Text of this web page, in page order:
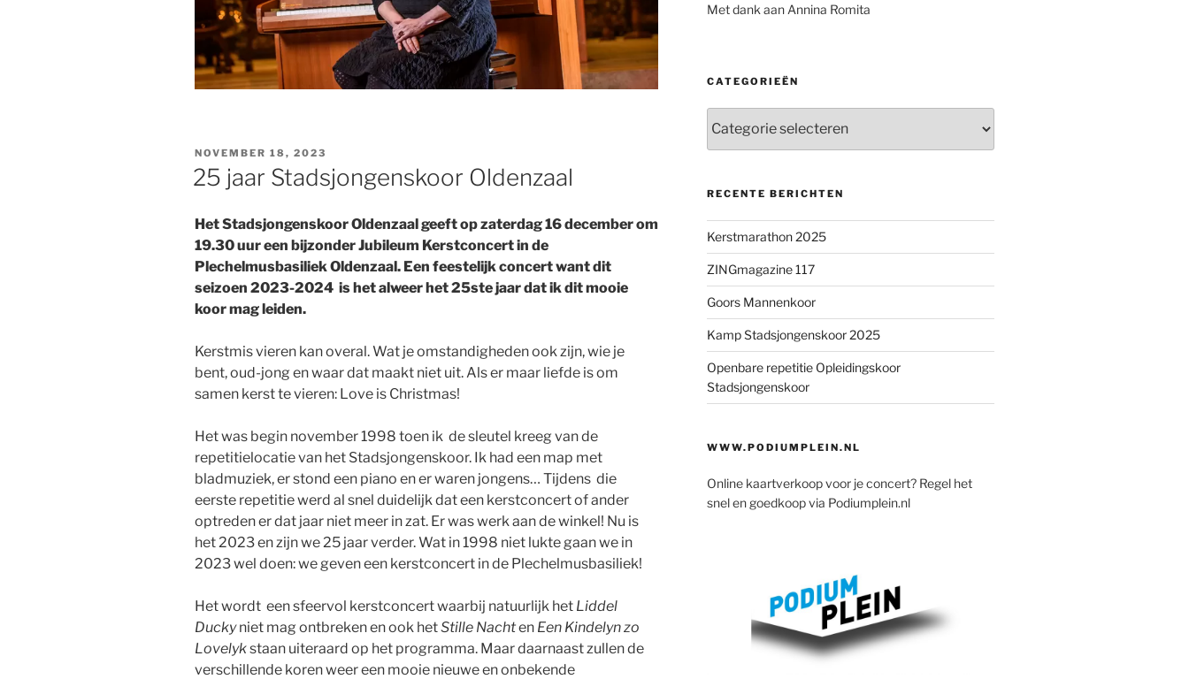
GEPLAATST
OP
NOVEMBER 18, 2023
25 jaar Stadsjongenskoor Oldenzaal
Het Stadsjongenskoor Oldenzaal geeft op zaterdag 16 december om
19.30 uur een bijzonder Jubileum Kerstconcert in de
Plechelmusbasiliek Oldenzaal. Een feestelijk concert want dit
seizoen 2023-2024 is het alweer het 25ste jaar dat ik dit mooie
koor mag leiden.
Kerstmis vieren kan overal. Wat je omstandigheden ook zijn, wie je
bent, oud-jong en waar dat maakt niet uit. Als er maar liefde is om
samen kerst te vieren: Love is Christmas!
Het was begin november 1998 toen ik de sleutel kreeg van de
repetitielocatie van het Stadsjongenskoor. Ik had een map met
bladmuziek, er stond een piano en er waren jongens… Tijdens die
eerste repetitie werd al snel duidelijk dat een kerstconcert of ander
optreden er dat jaar niet meer in zat. Er was werk aan de winkel! Nu is
het 2023 en zijn we 25 jaar verder. Wat in 1998 niet lukte gaan we in
2023 wel doen: we geven een kerstconcert in de Plechelmusbasiliek!
Het wordt een sfeervol kerstconcert waarbij natuurlijk het Liddel
Duckyniet mag ontbreken en ook hetStille Nachten Een Kindelyn zo
Lovelykstaan uiteraard op het programma. Maar daarnaast zullen de
verschillende koren weer een mooie nieuwe en onbekende
Met dank aan Annina Romita
CATEGORIEËN
RECENTE BERICHTEN
Kerstmarathon 2025
ZINGmagazine 117
Goors Mannenkoor
Kamp Stadsjongenskoor 2025
Openbare repetitie Opleidingskoor
Stadsjongenskoor
WWW.PODIUMPLEIN.NL
Online kaartverkoop voor je concert? Regel het
snel en goedkoop via Podiumplein.nl